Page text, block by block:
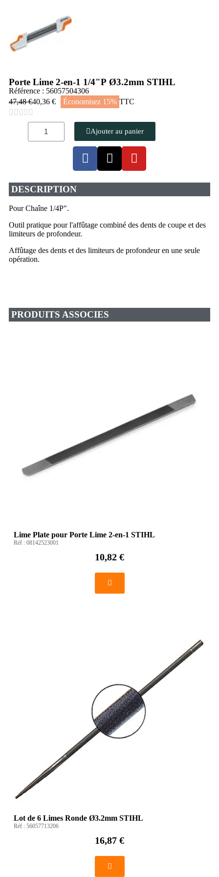
Porte Lime 2-en-1 1/4"P Ø3.2mm STIHL
Référence : 56057504306
47,48 €40,36 € Économisez 15% TTC
    
Ajouter au panier
DESCRIPTION
Pour Chaîne 1/4P".
Outil pratique pour l'affûtage combiné des dents de coupe et des
limiteurs de profondeur.
Affûtage des dents et des limiteurs de profondeur en une seule
opération.
PRODUITS ASSOCIES
Lime Plate pour Porte Lime 2-en-1 STIHL
Réf : 08142523001
10,82 €
Lot de 6 Limes Ronde Ø3.2mm STIHL
Réf : 56057713206
16,87 €